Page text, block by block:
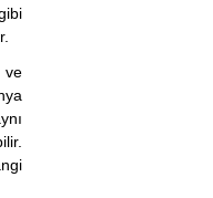
ve